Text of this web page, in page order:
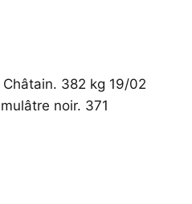
382 kg 19/02
noir. 371